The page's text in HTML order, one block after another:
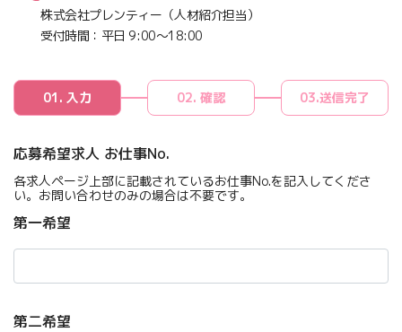
株式会社プレンティー（人材紹介担当）
受付時間：平日 9:00〜18:00
01. 入力 02. 確認 03.送信完了
応募希望求人 お仕事No.
各求人ページ上部に記載されているお仕事No.を記入してくださ
い。お問い合わせのみの場合は不要です。
第一希望
第二希望